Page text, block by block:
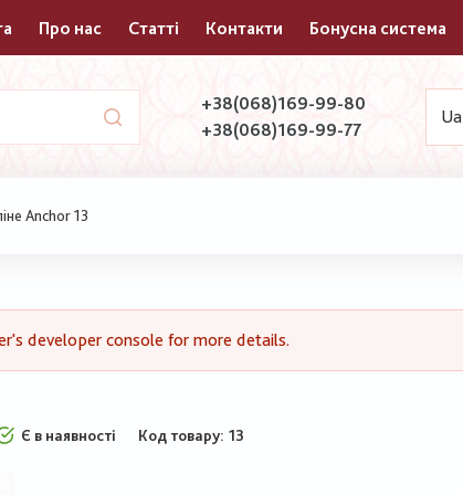
Про нас Статті Контакти Бонусна система
+38(068)169-99-80
+38(068)169-99-77
Ua
Anchor 13
developer console for more details.
Є в наявності Код товару 13